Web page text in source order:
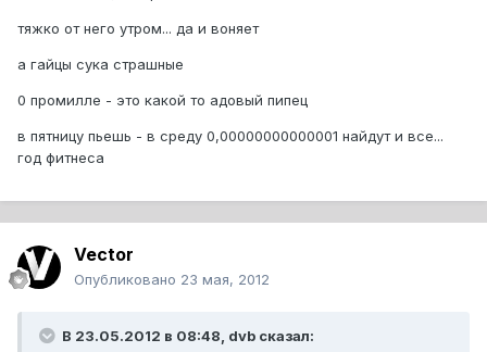
тяжко от него утром... да и воняет
а гайцы сука страшные
0 промилле - это какой то адовый пипец
в пятницу пьешь - в среду 0,00000000000001 найдут и все...
год фитнеса
Vector
Опубликовано 23 мая, 2012
В 23.05.2012 в 08:48, dvb сказал: